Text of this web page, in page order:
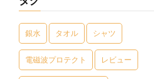
銀水 タオル シャツ
電磁波プロテクト レビュー